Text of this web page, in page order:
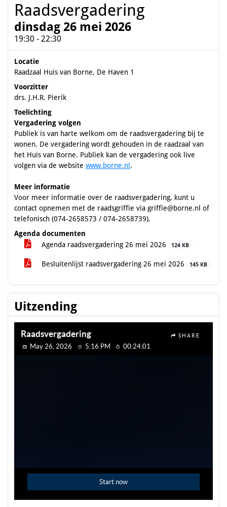
Raadsvergadering
dinsdag 26 mei 2026
19:30 - 22:30
Locatie
Raadzaal Huis van Borne, De Haven 1
Voorzitter
drs. J.H.R. Pierik
Toelichting
Vergadering volgen
Publiek is van harte welkom om de raadsvergadering bij te
wonen. De vergadering wordt gehouden in de raadzaal van
het Huis van Borne. Publiek kan de vergadering ook live
volgen via de website www.borne.nl .
Meer informatie
Voor meer informatie over de raadsvergadering, kunt u
contact opnemen met de raadsgriffie via griffie@borne.nl of
telefonisch (074-2658573 / 074-2658739).
Agenda documenten
Agenda raadsvergadering 26 mei 2026
124 KB
Besluitenlijst raadsvergadering 26 mei 2026 145 KB
Uitzending